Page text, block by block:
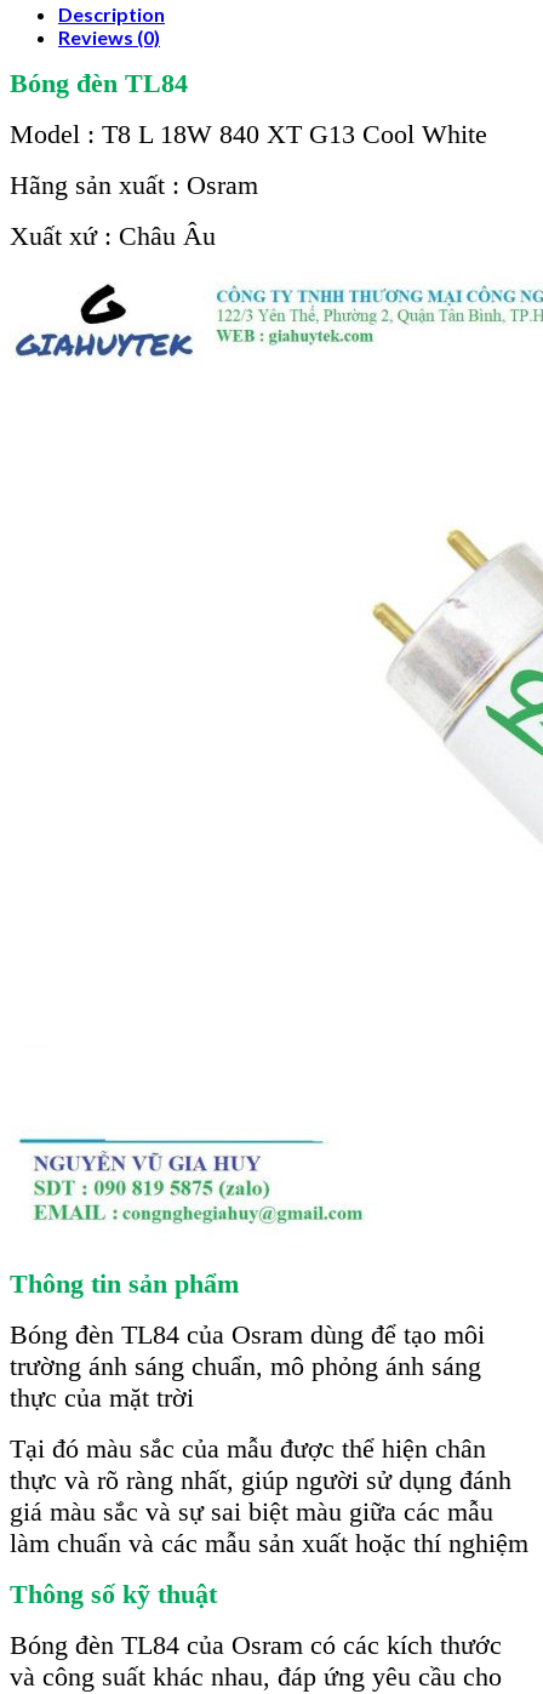
Description
Reviews (0)
Bóng đèn TL84
Model : T8 L 18W 840 XT G13 Cool White
Hãng sản xuất : Osram
Xuất xứ : Châu Âu
Thông tin sản phẩm
Bóng đèn TL84 của Osram dùng để tạo môi
trường ánh sáng chuẩn, mô phỏng ánh sáng
thực của mặt trời
Tại đó màu sắc của mẫu được thể hiện chân
thực và rõ ràng nhất, giúp người sử dụng đánh
giá màu sắc và sự sai biệt màu giữa các mẫu
làm chuẩn và các mẫu sản xuất hoặc thí nghiệm
Thông số kỹ thuật
Bóng đèn TL84 của Osram có các kích thước
và công suất khác nhau, đáp ứng yêu cầu cho